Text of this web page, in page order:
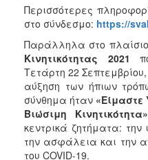
Περισσότερες
στο σύνδεσμο: https://
Παράλληλα στο
Κινητικότητας 2021
Τετάρτη 22
αύξηση των ήπιων
σύνθημα ήταν «Είμαστε
Βιώσιμη
κεντρικά ζητήματα: την
την ασφάλεια και την
του COVID-19.